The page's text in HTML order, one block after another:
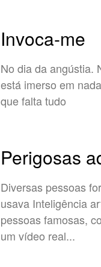
Invoca-me
No dia da angústia. Nem
está imerso em
que falta tudo
Perigosas
Diversas pessoas
usava Inteligência
pessoas famosas,
um vídeo real...